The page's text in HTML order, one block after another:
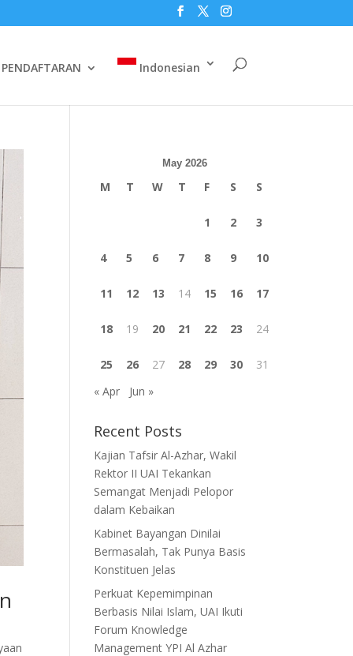
PENDAFTARAN Indonesian
May 2026
M T W T F S S
1 2 3
4 5 6 7 8 9 10
11 12 13 14 15 16 17
18 19 20 21 22 23 24
25 26 27 28 29 30
31
« Apr
Jun »
Recent Posts
Kajian Tafsir Al-Azhar, Wakil
Rektor II UAI Tekankan
Semangat Menjadi Pelopor
dalam Kebaikan
Kabinet Bayangan Dinilai
Bermasalah, Tak Punya Basis
Konstituen Jelas
Perkuat Kepemimpinan
Berbasis Nilai Islam, UAI Ikuti
Forum Knowledge
Management YPI Al Azhar